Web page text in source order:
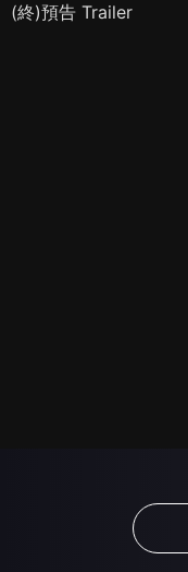
(終)預告 Trailer